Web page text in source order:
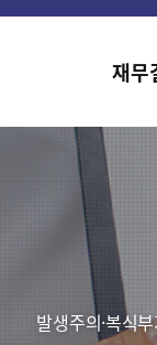
재무
발생주의·복식